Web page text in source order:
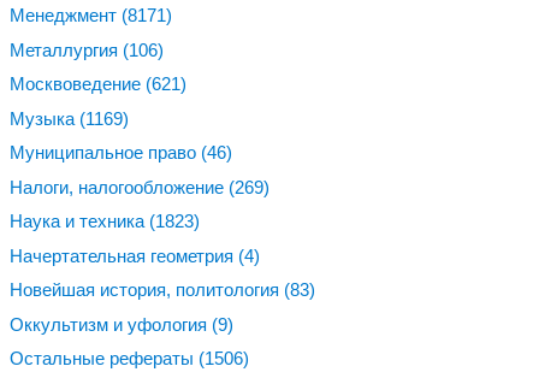
Менеджмент (8171)
Металлургия (106)
Москвоведение (621)
Музыка (1169)
Муниципальное право (46)
Налоги, налогообложение (269)
Наука и техника (1823)
Начертательная геометрия (4)
Новейшая история, политология (83)
Оккультизм и уфология (9)
Остальные рефераты (1506)